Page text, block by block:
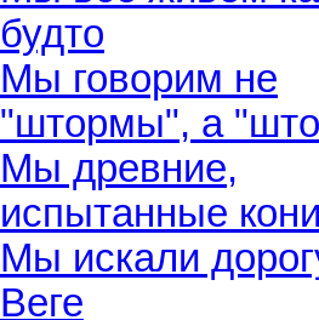
будто
Мы говорим не
"штормы", а
Мы древние,
испытанные
Мы искали
Веге